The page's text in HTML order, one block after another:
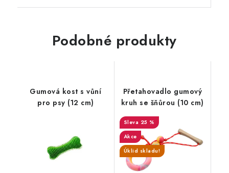
Podobné produkty
Gumová kost s vůní
pro psy (12 cm)
Přetahovadlo gumový
kruh se šňůrou (10 cm)
25 %
Akce
Úklid skladu!